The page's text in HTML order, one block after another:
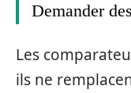
Demander
Les
ils ne